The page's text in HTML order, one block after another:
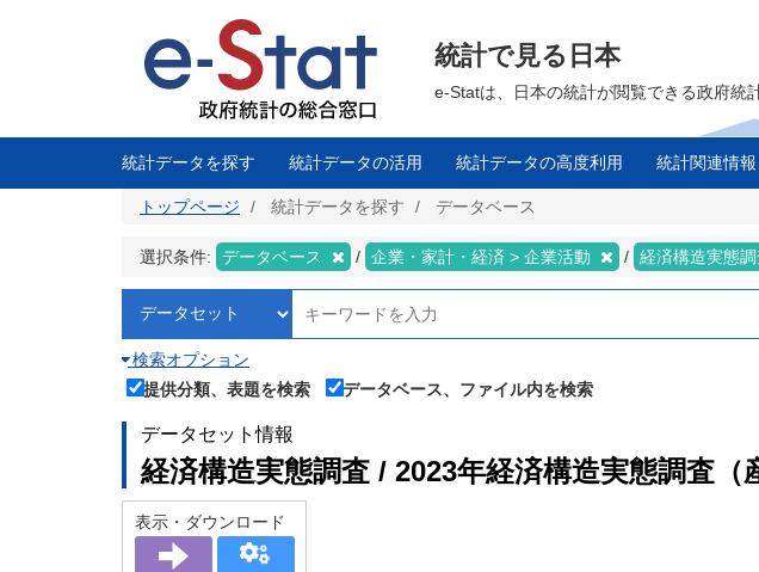
に
統計で見る日本
e-Statは、日本の統計が閲覧できる政府統
統計データを探す 統計データの活用 統計データの高度利用 統計関連情報
トップページ 統計データを探す データベース
選択条件: データベース 企業・家計・経済 > 企業活動 経済構造実態調
検索オプション
提供分類、表題を検索
データベース、ファイル内を検索
データセット情報
経済構造実態調査 / 2023年経済構造実態調査
表示・ダウンロード